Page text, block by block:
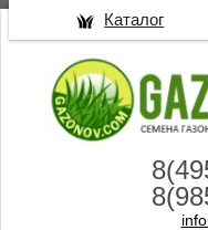
Каталог